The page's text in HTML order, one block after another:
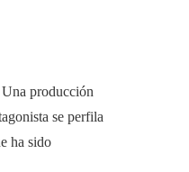
Una producción
se perfila
ha sido